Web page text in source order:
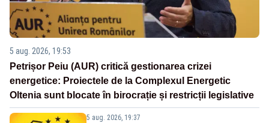
5 aug. 2026, 19:53
Petrișor Peiu (AUR) critică gestionarea crizei
energetice: Proiectele de la Complexul Energetic
Oltenia sunt blocate în birocrație și restricții legislative
5 aug. 2026, 19:37